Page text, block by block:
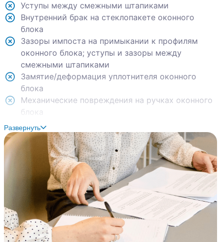
Уступы между смежными штапиками
Внутренний брак на стеклопакете оконного
блока
Зазоры импоста на примыкании к профилям
оконного блока; уступы и зазоры между
смежными штапиками
Замятие/деформация уплотнителя оконного
блока
Механические повреждения на ручках оконного
блока
Регулировка балконной двери
Замятие/деформация уплотнителя балконного
Отсутствие капельников
Механические повреждения на профилях
витражного остекления
Не подрезан/коротко подрезан уплотнитель
витражного остекления
Деформация профиля витражного остекления
Замяты ламели отопительного прибора
Развернуть